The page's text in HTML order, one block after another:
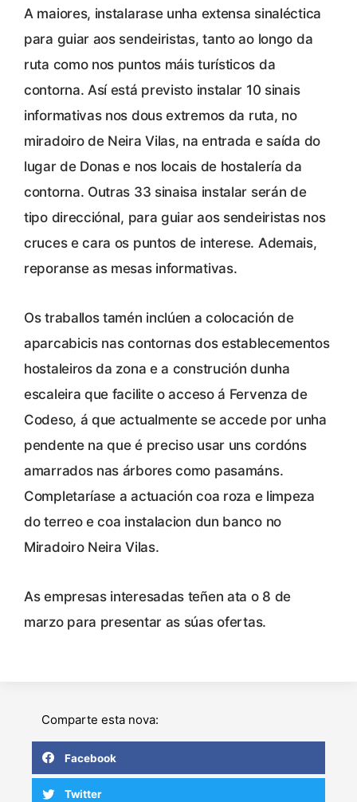
A maiores, instalarase unha extensa sinaléctica
para guiar aos sendeiristas, tanto ao longo da
ruta como nos puntos máis turísticos da
contorna. Así está previsto instalar 10 sinais
informativas nos dous extremos da ruta, no
miradoiro de Neira Vilas, na entrada e saída do
lugar de Donas e nos locais de hostalería da
contorna. Outras 33 sinaisa instalar serán de
tipo direcciónal, para guiar aos sendeiristas nos
cruces e cara os puntos de interese. Ademais,
reporanse as mesas informativas.
Os traballos tamén inclúen a colocación de
aparcabicis nas contornas dos establecementos
hostaleiros da zona e a construción dunha
escaleira que facilite o acceso á Fervenza de
Codeso, á que actualmente se accede por unha
pendente na que é preciso usar uns cordóns
amarrados nas árbores como pasamáns.
Completaríase a actuación coa roza e limpeza
do terreo e coa instalacion dun banco no
Miradoiro Neira Vilas.
As empresas interesadas teñen ata o 8 de
marzo para presentar as súas ofertas.
Comparte esta nova:
Facebook
Twitter